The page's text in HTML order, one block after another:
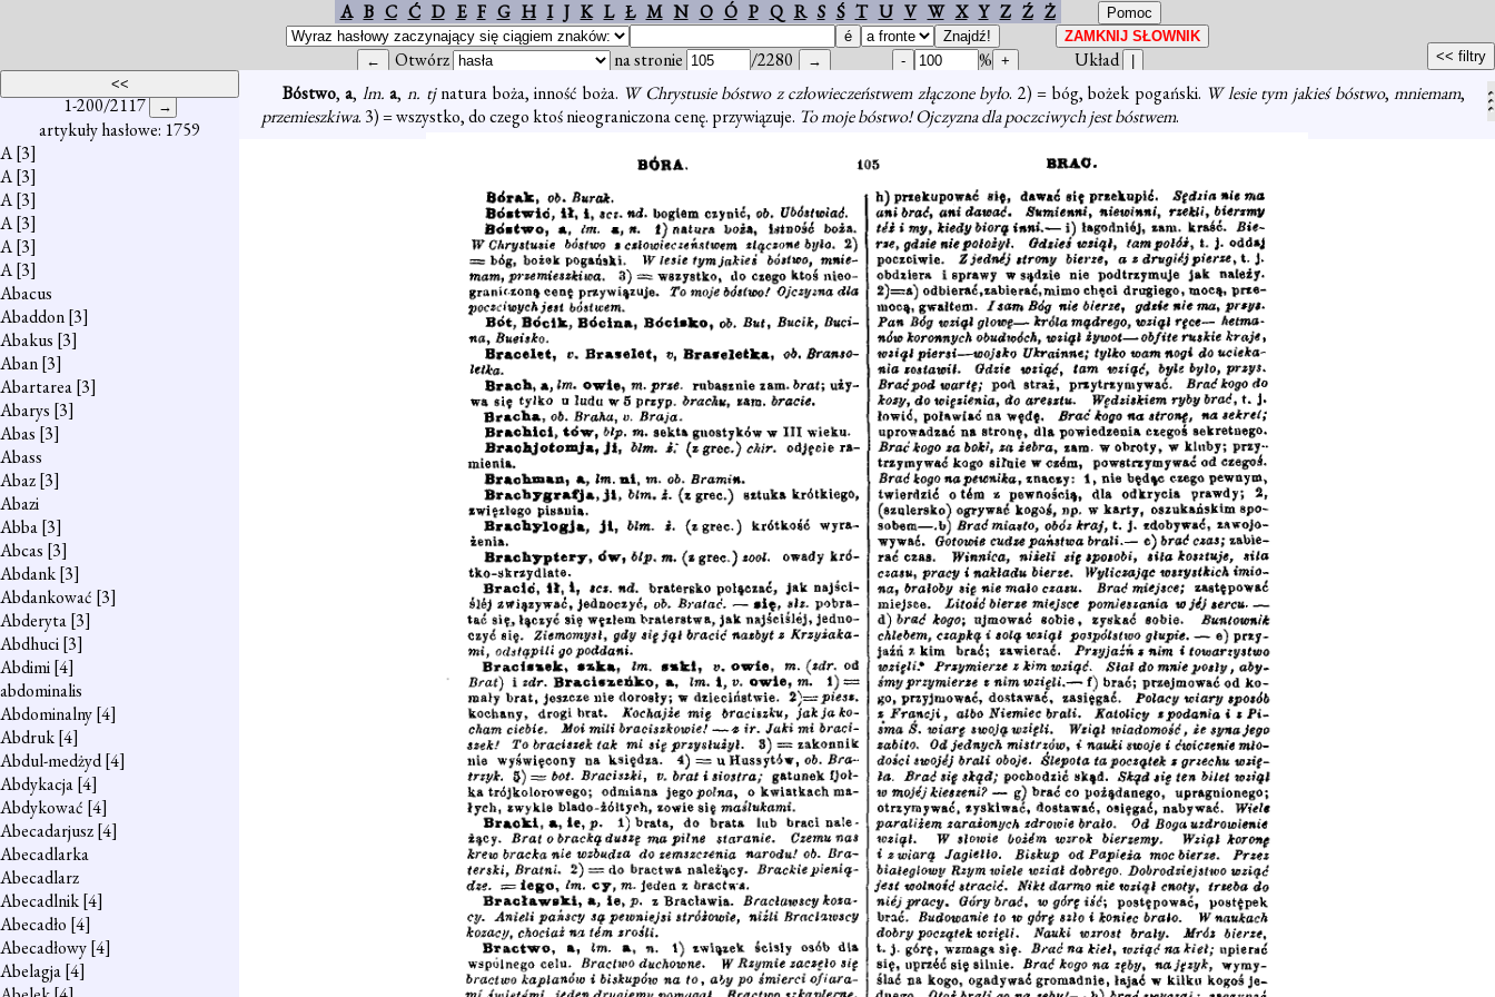
A B C Ć D E F G H I J K L Ł M N O Ó P Q R S Ś T U V W X Y Z Ź Ż
Otwórz na stronie /2280 %
Układ
1-200/2117
artykuły hasłowe: 1759
A[3]
A[3]
A[3]
A[3]
A[3]
A[3]
Abacus
Abaddon[3]
Abakus [3]
Aban[3]
Abartarea[3]
Abarys [3]
Abas [3]
Abass
Abaz[3]
Abazi
Abba[3]
Abcas [3]
Abdank[3]
Abdankować [3]
Abderyta[3]
Abdhuci[3]
Abdimi[4]
abdominalis
Abdominalny[4]
Abdruk[4]
Abdul-medżyd[4]
Abdykacja[4]
Abdykować [4]
Abecadarjusz[4]
Abecadlarka
Abecadlarz
Abecadlnik[4]
Abecadło [4]
Abecadłowy[4]
Abelagja[4]
Bóstwo,a, lm.a,n. tjnatura boża, inność boża. W Chrystusie bóstwo z człowieczeństwem złączone było. 2) = bóg, bożek pogański. W lesie tym jakieś bóstwo,mniemam,
przemieszkiwa. 3) = wszystko, do czego ktoś nieograniczona cenę. przywiązuje. To moje bóstwo! Ojczyzna dla poczciwych jest bóstwem.